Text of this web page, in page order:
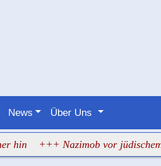
News Über Uns
+++ Nazimob vor jüdischem